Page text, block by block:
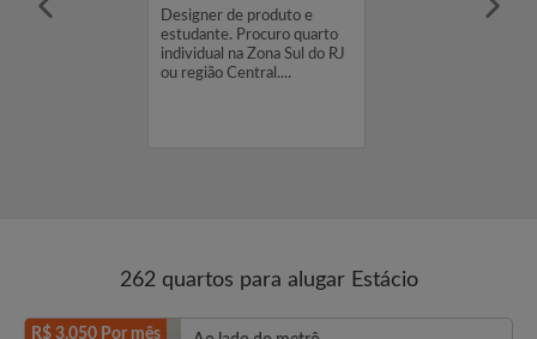
e estou
Designer de produto e
estudante. Procuro quarto
individual na Zona Sul do RJ
ou região Central....
262 quartos para alugar Estácio
R$ 3.050 Por mês